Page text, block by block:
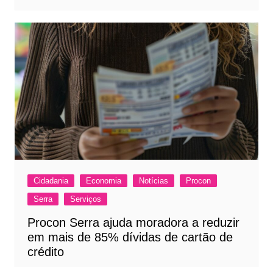
Cidadania Economia Notícias
Procon
Serra
Serviços
Procon Serra ajuda moradora a reduzir
em mais de 85% dívidas de cartão de
crédito